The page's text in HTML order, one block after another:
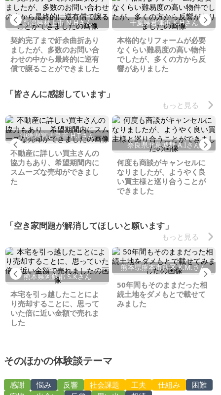
Previous
新潟県村上市 N.Hさん
契約完了まで紆余曲折あり
ましたが、多数のお問い合
わせの中から最終的に逆有
償で譲ることができました
千葉県君津市 K.Hさん
本格的なリフォームが必要
なくらい難易度の高い物件
でしたが、多くの方から反
響がありました
「皆さんに感謝しています」
もっと見る
Previous
沖縄県宮古島市 H.Tさん
不動産に詳しい買主さんの
協力もあり、希望期間内に
スムーズな売却ができまし
た
奈良県北葛城郡 A.Iさん
何度も商談がキャンセルに
なりましたが、ようやく良
い買主様と巡り合うことが
できました
「空き家問題が解消してほしいと願います」
もっと見る
Previous
熊本県阿蘇郡 S.Kさん
本宅を引っ越したことによ
り売却することに、思って
いた倍に近い金額で売れま
した
熊本県熊本市西区 K.M.さん
50年間もそのままだった相
続土地をダメもとで載せて
みました
そのほかの体験談テーマ
感謝 悩み 反響 社会課題 工夫 仕組み
困難